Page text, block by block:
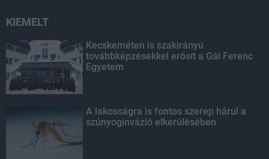
KIEMELT
Kecskeméten is szakirányú
továbbképzésekkel erősít a Gál Ferenc
Egyetem
A lakosságra is fontos szerep hárul a
szúnyoginvázió elkerülésében